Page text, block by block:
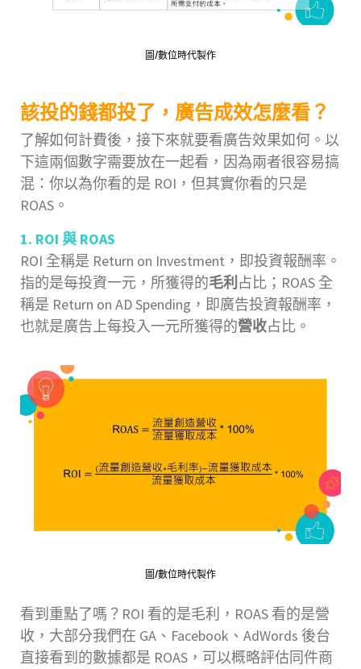
圖/數位時代製作
該投的錢都投了，廣告成效怎麼看？
了解如何計費後，接下來就要看廣告效果如何。以
下這兩個數字需要放在一起看，因為兩者很容易搞
混：你以為你看的是 ROI，但其實你看的只是
ROAS。
1. ROI 與 ROAS
ROI 全稱是 Return on Investment，即投資報酬率。
指的是每投資一元，所獲得的毛利 占比；ROAS 全
稱是 Return on AD Spending，即廣告投資報酬率，
也就是廣告上每投入一元所獲得的營收占比。
圖/數位時代製作
看到重點了嗎？ROI 看的是毛利，ROAS 看的是營
收，大部分我們在 GA、Facebook、AdWords 後台
直接看到的數據都是 ROAS，可以概略評估同件商